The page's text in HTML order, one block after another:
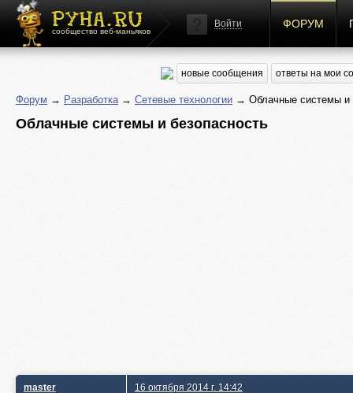
сообщество веб-маньяков
Войти ФОРУМ
новые сообщения ответы на мои
Форум → Разработка→ Сетевые технологии → Облачные системы и
Облачные системы и безопасность
master 16 октября 2014 г. 14:42